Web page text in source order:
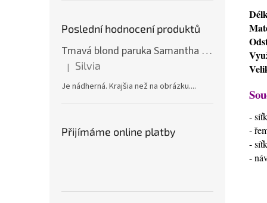
Poslední hodnocení produktů
Tmavá blond paruka Samantha s melíry
Hodnocení produktu je 5 z 5 hvězdiček.
| Silvia
Je nádherná. Krajšia než na obrázku....
Přijímáme online platby
-
-
-
-